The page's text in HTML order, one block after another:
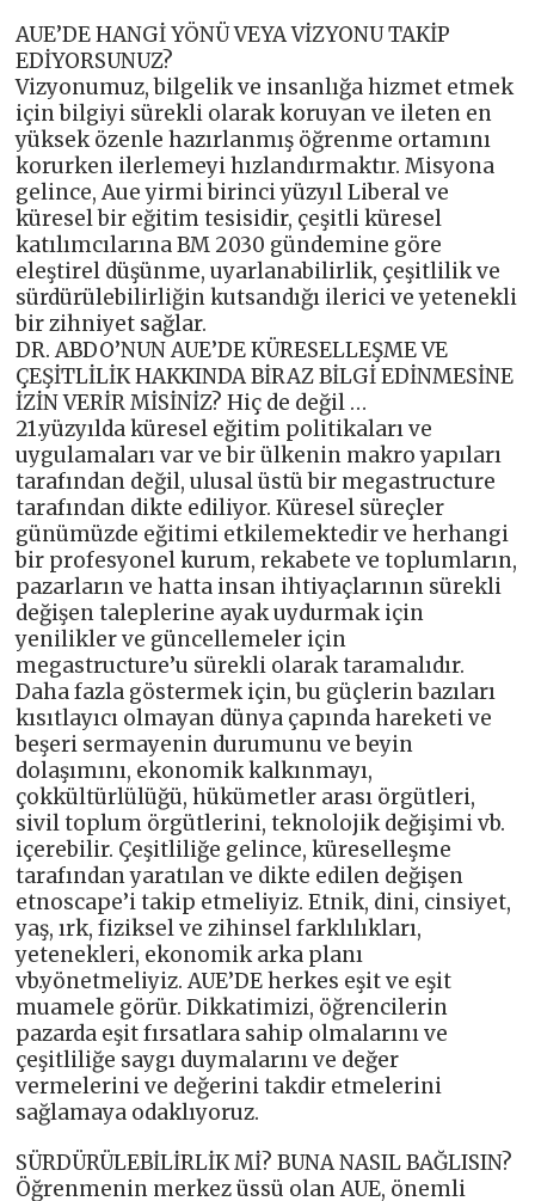
AUE’DE HANGİ YÖNÜ VEYA VİZYONU TAKİP
EDİYORSUNUZ?
Vizyonumuz, bilgelik ve insanlığa hizmet etmek
için bilgiyi sürekli olarak koruyan ve ileten en
yüksek özenle hazırlanmış öğrenme ortamını
korurken ilerlemeyi hızlandırmaktır. Misyona
gelince, Aue yirmi birinci yüzyıl Liberal ve
küresel bir eğitim tesisidir, çeşitli küresel
katılımcılarına BM 2030 gündemine göre
eleştirel düşünme, uyarlanabilirlik, çeşitlilik ve
sürdürülebilirliğin kutsandığı ilerici ve yetenekli
bir zihniyet sağlar.
DR. ABDO’NUN AUE’DE KÜRESELLEŞME VE
ÇEŞİTLİLİK HAKKINDA BİRAZ BİLGİ EDİNMESİNE
İZİN VERİR MİSİNİZ? Hiç de değil …
21.yüzyılda küresel eğitim politikaları ve
uygulamaları var ve bir ülkenin makro yapıları
tarafından değil, ulusal üstü bir megastructure
tarafından dikte ediliyor. Küresel süreçler
günümüzde eğitimi etkilemektedir ve herhangi
bir profesyonel kurum, rekabete ve toplumların,
pazarların ve hatta insan ihtiyaçlarının sürekli
değişen taleplerine ayak uydurmak için
yenilikler ve güncellemeler için
megastructure’u sürekli olarak taramalıdır.
Daha fazla göstermek için, bu güçlerin bazıları
kısıtlayıcı olmayan dünya çapında hareketi ve
beşeri sermayenin durumunu ve beyin
dolaşımını, ekonomik kalkınmayı,
çokkültürlülüğü, hükümetler arası örgütleri,
sivil toplum örgütlerini, teknolojik değişimi vb.
içerebilir. Çeşitliliğe gelince, küreselleşme
tarafından yaratılan ve dikte edilen değişen
etnoscape’i takip etmeliyiz. Etnik, dini, cinsiyet,
yaş, ırk, fiziksel ve zihinsel farklılıkları,
yetenekleri, ekonomik arka planı
vb.yönetmeliyiz. AUE’DE herkes eşit ve eşit
muamele görür. Dikkatimizi, öğrencilerin
pazarda eşit fırsatlara sahip olmalarını ve
çeşitliliğe saygı duymalarını ve değer
vermelerini ve değerini takdir etmelerini
sağlamaya odaklıyoruz.
SÜRDÜRÜLEBİLİRLİK Mİ? BUNA NASIL BAĞLISIN?
Öğrenmenin merkez üssü olan AUE, önemli